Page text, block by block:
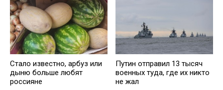
Стало известно, арбуз или
дыню больше любят
россияне
Путин отправил 13 тысяч
военных туда, где их никто
не жал